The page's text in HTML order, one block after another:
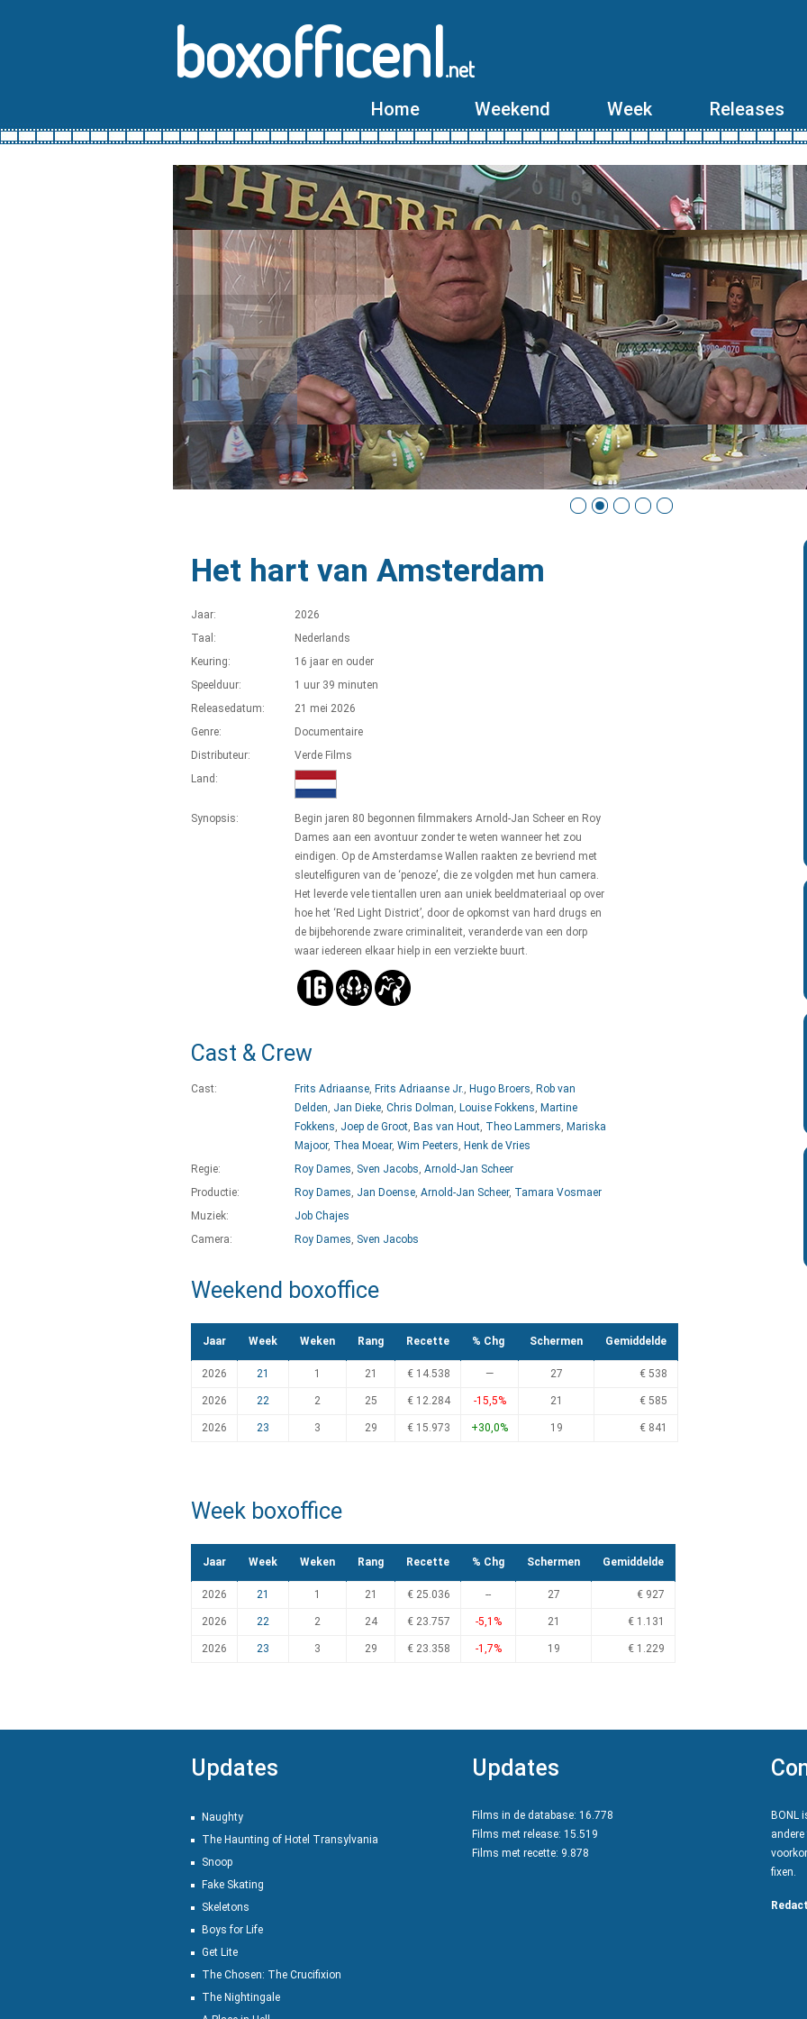
boxofficenl.net
Home Weekend Week Releases
Het hart van Amsterdam
Jaar:
2026
Taal:
Nederlands
Keuring:
16 jaar en ouder
Speelduur:
1 uur 39 minuten
Releasedatum:
21 mei 2026
Genre:
Documentaire
Distributeur:
Verde Films
Land:
Synopsis:
Begin jaren 80 begonnen filmmakers Arnold-Jan Scheer en Roy
Dames aan een avontuur zonder te weten wanneer het zou
eindigen. Op de Amsterdamse Wallen raakten ze bevriend met
sleutelfiguren van de ‘penoze’, die ze volgden met hun camera.
Het leverde vele tientallen uren aan uniek beeldmateriaal op over
hoe het ‘Red Light District’, door de opkomst van hard drugs en
de bijbehorende zware criminaliteit, veranderde van een dorp
waar iedereen elkaar hielp in een verziekte buurt.
Cast & Crew
Cast: Frits Adriaanse, Frits Adriaanse Jr., Hugo Broers, Rob van
Delden, Jan Dieke, Chris Dolman, Louise Fokkens, Martine
Fokkens, Joep de Groot, Bas van Hout, Theo Lammers, Mariska
Majoor, Thea Moear, Wim Peeters, Henk de Vries
Regie:
Roy Dames, Sven Jacobs, Arnold-Jan Scheer
Productie:
Roy Dames, Jan Doense, Arnold-Jan Scheer, Tamara Vosmaer
Muziek:
Job Chajes
Camera:
Roy Dames, Sven Jacobs
Weekend boxoffice
Jaar Week Weken Rang Recette % Chg Schermen Gemiddelde
2026 21 1 21 € 14.538 — 27 € 538
2026 22 2 25 € 12.284 -15,5% 21 € 585
2026 23 3 29 € 15.973 +30,0% 19 € 841
Week boxoffice
Jaar Week Weken Rang Recette % Chg Schermen Gemiddelde
2026 21 1 21 € 25.036 -- 27 € 927
2026 22 2 24 € 23.757 -5,1% 21 € 1.131
2026 23 3 29 € 23.358 -1,7% 19 € 1.229
Updates
Naughty
The Haunting of Hotel Transylvania
Snoop
Fake Skating
Skeletons
Boys for Life
Get Lite
The Chosen: The Crucifixion
The Nightingale
Updates
Films in de database: 16.778
Films met release: 15.519
Films met recette: 9.878
BONL
fixen.